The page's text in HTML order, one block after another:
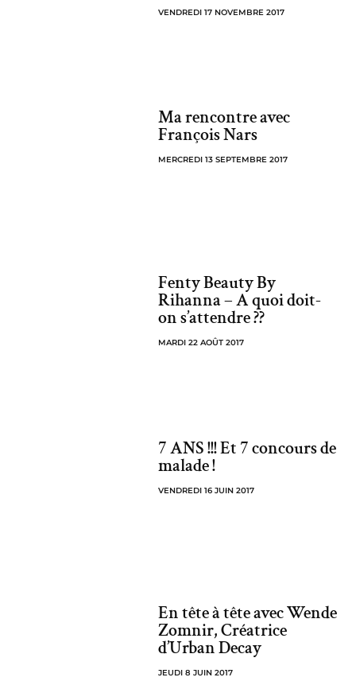
VENDREDI 17 NOVEMBRE 2017
Ma rencontre avec
François Nars
MERCREDI 13 SEPTEMBRE 2017
Fenty Beauty By
Rihanna – A quoi doit-
on s’attendre ??
MARDI 22 AOÛT 2017
7 ANS !!! Et 7 concours de
malade !
VENDREDI 16 JUIN 2017
En tête à tête avec Wende
Zomnir, Créatrice
d’Urban Decay
JEUDI 8 JUIN 2017